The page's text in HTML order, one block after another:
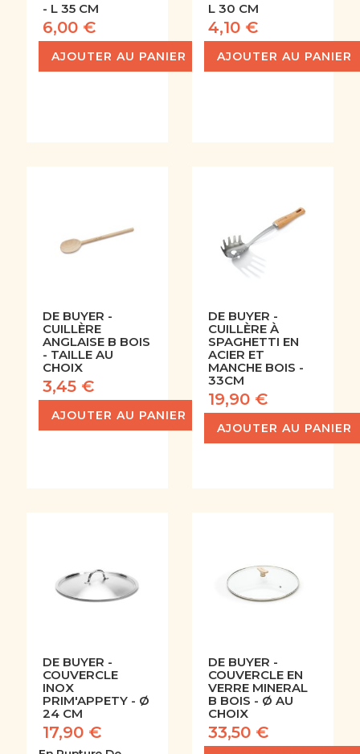
- L 35 CM
6,00 €
AJOUTER AU PANIER
L 30 CM
4,10 €
AJOUTER AU PANIER
DE BUYER -
CUILLÈRE
ANGLAISE B BOIS
- TAILLE AU
CHOIX
3,45 €
AJOUTER AU PANIER
DE BUYER -
CUILLÈRE À
SPAGHETTI EN
ACIER ET
MANCHE BOIS -
33CM
19,90 €
AJOUTER AU PANIER
DE BUYER -
COUVERCLE
INOX
PRIM'APPETY - Ø
24 CM
17,90 €
DE BUYER -
COUVERCLE EN
VERRE MINERAL
B BOIS - Ø AU
CHOIX
33,50 €